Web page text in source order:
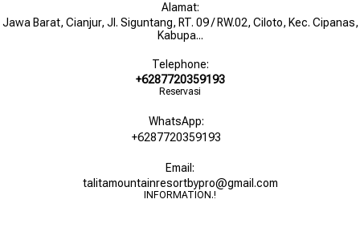
Alamat:
Jawa Barat, Cianjur, Jl. Siguntang, RT. 09 / RW.02, Ciloto, Kec. Cipanas,
Kabupa...
Telephone:
+6287720359193
Reservasi
WhatsApp:
+6287720359193
Email:
talitamountainresortbypro@gmail.com
INFORMATION.!